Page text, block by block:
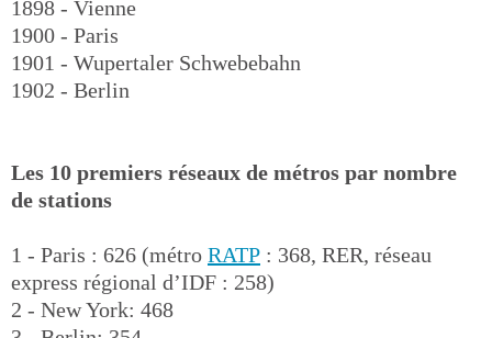
1898 - Vienne
1900 - Paris
1901 - Wupertaler Schwebebahn
1902 - Berlin
Les 10 premiers réseaux de métros par nombre
de stations
1 - Paris : 626 (métro RATP : 368, RER, réseau
express régional d’IDF : 258)
2 - New York: 468